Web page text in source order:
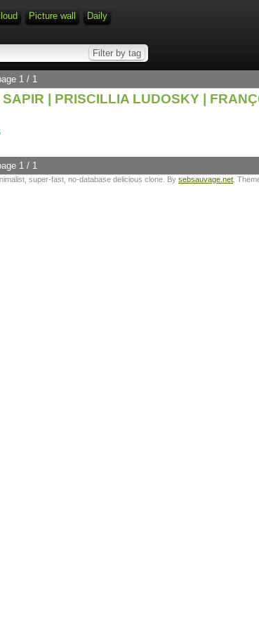
Picture wall Daily
1 / 1
| PRISCILLIA LUDOSKY |
1 / 1
super-fast, no-database delicious clone. By sebsauvage.net .